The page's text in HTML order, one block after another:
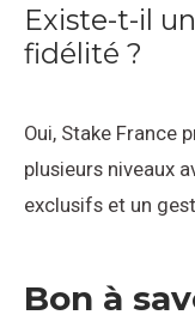
Existe-t-il
fidélité ?
Oui, Stake France
plusieurs niveaux
exclusifs et un
Bon à